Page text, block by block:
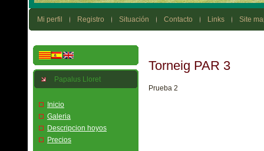
Mi perfil Registro Situación Contacto Links Site
Papalus Lloret
Inicio
Galeria
Descripcion hoyos
Precios
Torneig PAR 3
Prueba 2